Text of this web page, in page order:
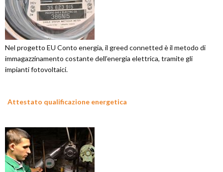
Nel progetto EU Conto energia, il greed connetted è il metodo di
immagazzinamento costante dell’energia elettrica, tramite gli
impianti fotovoltaici.
Attestato qualificazione energetica